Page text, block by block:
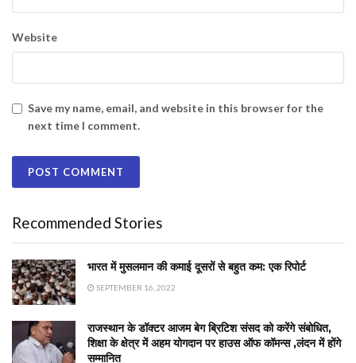
Website
Save my name, email, and website in this browser for the
next time I comment.
Recommended Stories
भारत में मुसलमान की कमाई दूसरों से बहुत कम: एक रिपोर्ट
SEPTEMBER 16, 2022
राजस्थान के डॉक्टर आजम बेग ब्रिटिश संसद को करेंगे संबोधित,
शिक्षा के क्षेत्र में अहम योगदान पर हाउस ऑफ कॉमन्स ,लंदन में होंगे
सम्मानित